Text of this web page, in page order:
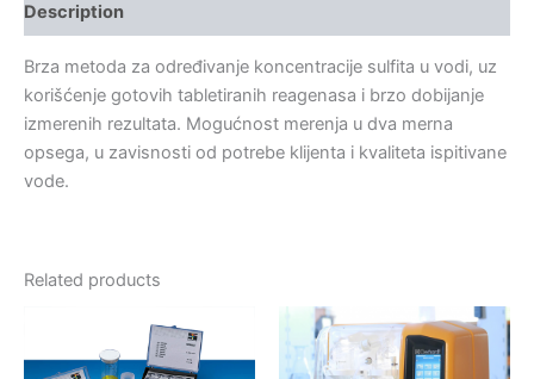
Description
Brza metoda za određivanje koncentracije sulfita u vodi, uz
korišćenje gotovih tabletiranih reagenasa i brzo dobijanje
izmerenih rezultata. Mogućnost merenja u dva merna
opsega, u zavisnosti od potrebe klijenta i kvaliteta ispitivane
vode.
Related products